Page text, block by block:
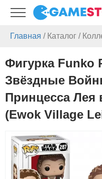
Главная / Каталог /
Фигурка Funko
Звёздные
Принцесса Лея
(Ewok Village